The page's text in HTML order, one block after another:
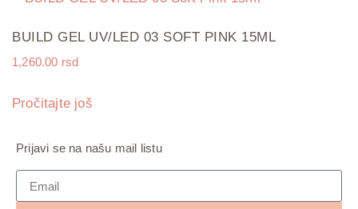
BUILD GEL UV/LED 03 SOFT PINK 15ML
1,260.00 rsd
Pročitajte još
Prijavi se na našu mail listu